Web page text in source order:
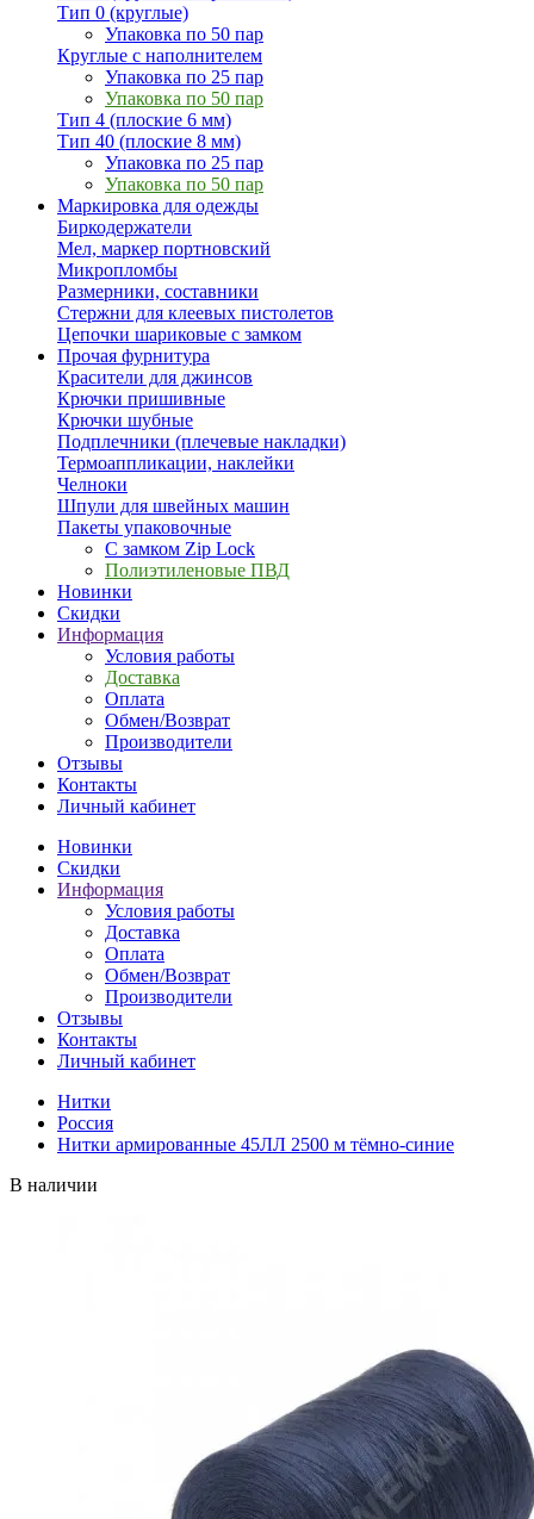
Тип 0 (круглые)
Упаковка по 50 пар
Круглые с наполнителем
Упаковка по 25 пар
Упаковка по 50 пар
Тип 4 (плоские 6 мм)
Тип 40 (плоские 8 мм)
Упаковка по 25 пар
Упаковка по 50 пар
Маркировка для одежды
Биркодержатели
Мел, маркер портновский
Микропломбы
Размерники, составники
Стержни для клеевых пистолетов
Цепочки шариковые с замком
Прочая фурнитура
Красители для джинсов
Крючки пришивные
Крючки шубные
Подплечники (плечевые накладки)
Термоаппликации, наклейки
Челноки
Шпули для швейных машин
Пакеты упаковочные
С замком Zip Lock
Полиэтиленовые ПВД
Новинки
Скидки
Информация
Условия работы
Доставка
Оплата
Обмен/Возврат
Производители
Отзывы
Контакты
Личный кабинет
Новинки
Скидки
Информация
Условия работы
Доставка
Оплата
Обмен/Возврат
Производители
Отзывы
Контакты
Личный кабинет
Нитки
Россия
Нитки армированные 45ЛЛ 2500 м тёмно-синие
В наличии